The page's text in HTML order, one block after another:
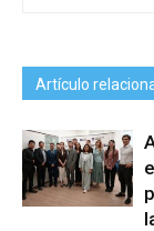
Artículo